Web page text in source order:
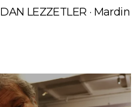
LEZZETLER · Mardin